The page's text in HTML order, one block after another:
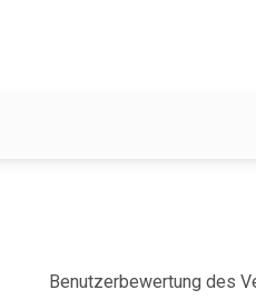
Benutzerbewertung des